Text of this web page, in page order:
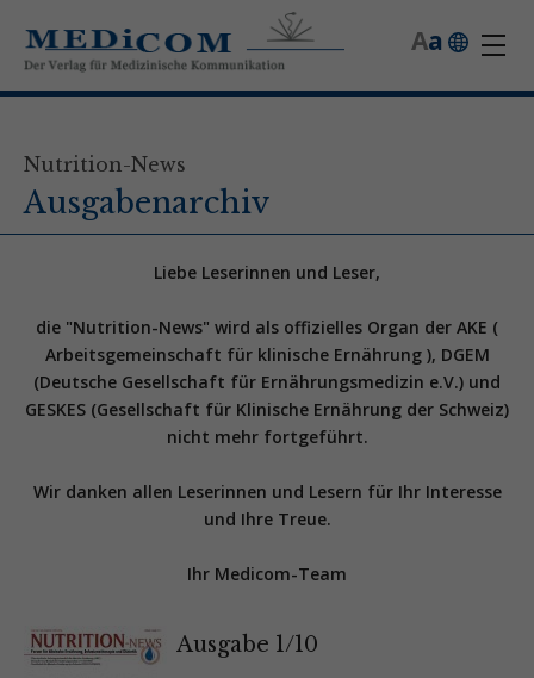
a
A
Nutrition-News
Ausgabenarchiv
Liebe Leserinnen und Leser,
die "Nutrition-News" wird als offizielles Organ der AKE (
Arbeitsgemeinschaft für klinische Ernährung ), DGEM
(Deutsche Gesellschaft für Ernährungsmedizin e.V.) und
GESKES (Gesellschaft für Klinische Ernährung der Schweiz)
nicht mehr fortgeführt.
Wir danken allen Leserinnen und Lesern für Ihr Interesse
und Ihre Treue.
Ihr Medicom-Team
Ausgabe 1/10